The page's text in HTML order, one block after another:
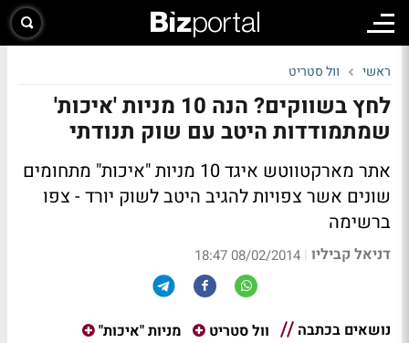
ראשי וול סטריט
לחץ בשווקים? הנה 10 מניות 'איכות'
שמתמודדות היטב עם שוק תנודתי
אתר מארקטווטש איגד 10 מניות "איכות" מתחומים
שונים אשר צפויות להגיב היטב לשוק יורד - צפו
ברשימה
דניאל קביליו |
08/02/2014 18:47
נושאים בכתבה וול סטריט מניות "איכות"